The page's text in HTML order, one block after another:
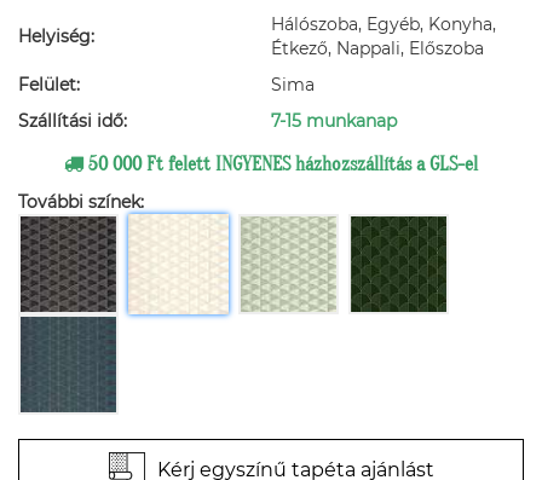
Helyiség:
Hálószoba, Egyéb, Konyha,
Étkező, Nappali, Előszoba
Felület:
Sima
Szállítási idő:
7-15 munkanap
50 000 Ft felett INGYENES házhozszállítás a GLS-el
További színek:
Kérj egyszínű tapéta ajánlást